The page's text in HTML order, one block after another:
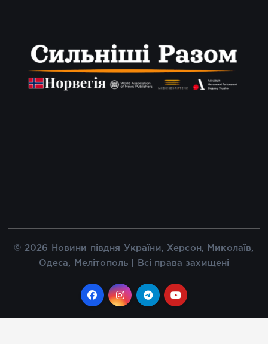
© 2026 Новини півдня України, Херсон, Миколаїв,
Одеса, Мелітополь | Всі права захищені